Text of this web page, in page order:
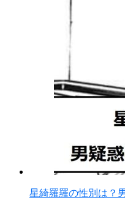
星綺羅羅の性別は？